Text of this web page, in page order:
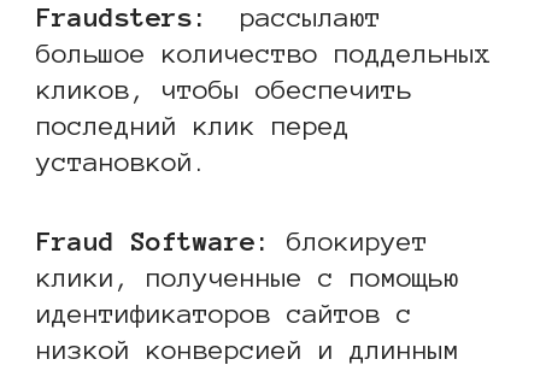
Fraudsters :
рассылают
большое количество поддельных
кликов, чтобы обеспечить
последний клик перед
установкой.
Fraud Software:
блокирует
клики, полученные с помощью
идентификаторов сайтов с
низкой конверсией и длинным